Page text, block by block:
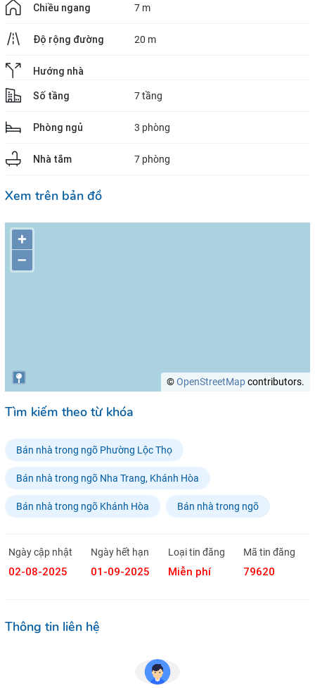
Chiều ngang 7 m
Độ rộng đường 20 m
Hướng nhà
Số tầng
7 tầng
Phòng ngủ 3 phòng
Nhà tắm 7 phòng
Xem trên bản đồ
+
–
©OpenStreetMapcontributors.
Tìm kiếm theo từ khóa
Bán nhà trong ngõ Phường Lộc Thọ
Bán nhà trong ngõ Nha Trang, Khánh Hòa
Bán nhà trong ngõ Khánh Hòa Bán nhà trong ngõ
Ngày cập nhật
02-08-2025
Ngày hết hạn
01-09-2025
Loại tin đăng
Miễn phí
Mã tin đăng
79620
Thông tin liên hệ